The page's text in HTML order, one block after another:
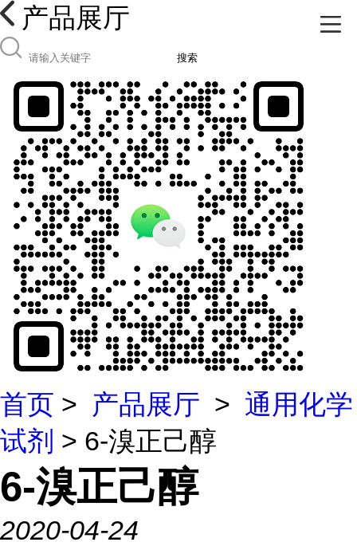
产品展厅
搜索
首页 > 产品展厅 > 通用化学
试剂 > 6-溴正己醇
6-溴正己醇
2020-04-24